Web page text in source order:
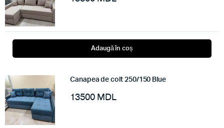
Adaugă în coș
Canapea de colt 250/150 Blue
13500 MDL